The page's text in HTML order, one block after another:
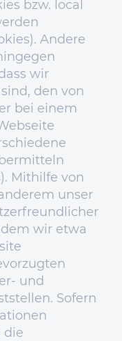
bzw. local
Andere
wir
den von
bei einem
Mithilfe von
unser
wir etwa
und
Sofern
die